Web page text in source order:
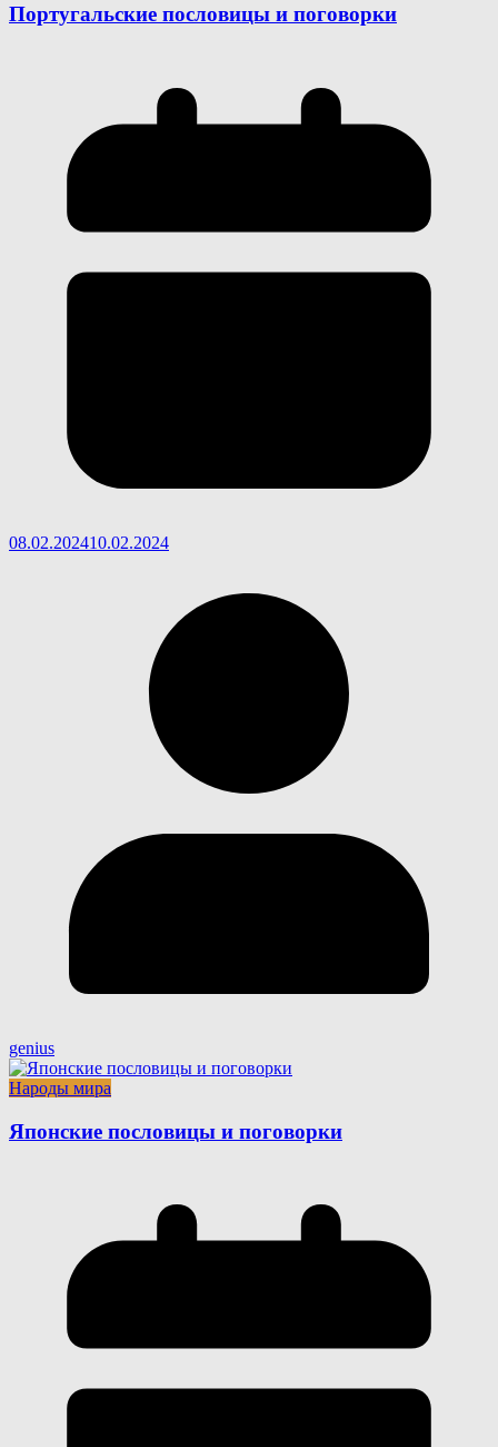
Португальские пословицы и поговорки
08.02.202410.02.2024
genius
Народы мира
Японские пословицы и поговорки